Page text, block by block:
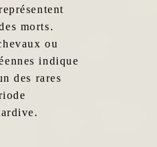
morts.
ou
indique
des rares